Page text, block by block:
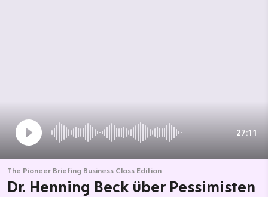
27:11
The Pioneer Briefing Business Class Edition
Dr. Henning Beck über Pessimisten